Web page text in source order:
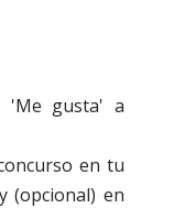
'Me gusta' a
en tu
(opcional) en